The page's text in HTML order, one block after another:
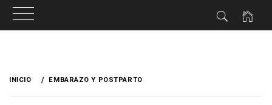
INICIO EMBARAZO Y POSTPARTO